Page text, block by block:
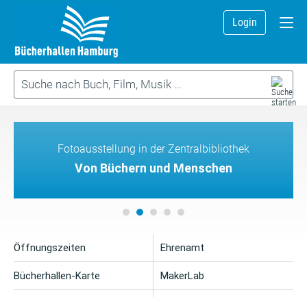
Login
Fotoausstellung in der Zentralbibliothek
Von Büchern und Menschen
Öffnungszeiten
Bücherhallen-Karte
Ehrenamt
MakerLab